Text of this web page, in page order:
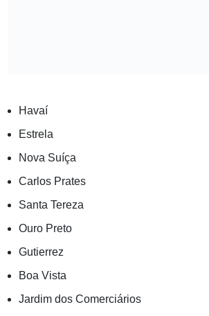
Havaí
Estrela
Nova Suíça
Carlos Prates
Santa Tereza
Ouro Preto
Gutierrez
Boa Vista
Jardim dos Comerciários